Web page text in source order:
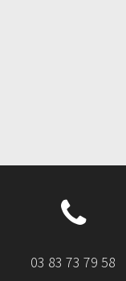
03 83 73 79 58